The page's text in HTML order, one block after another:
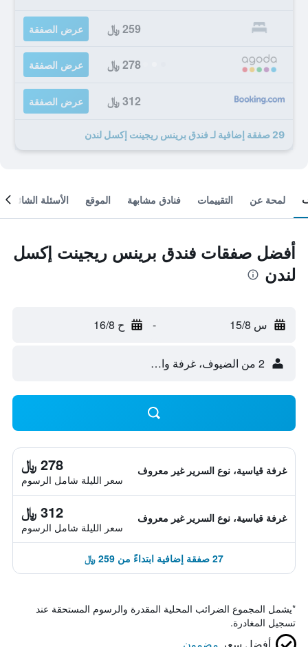
259 ﷼ عرض الصفقة
278 ﷼ عرض الصفقة
312 ﷼ عرض الصفقة
29 صفقة إضافية لـ فندق برينس ريجينت إكسل لندن
لمحة عن التقييمات فنادق مشابهة الموقع الأسئلة الشائعة
أفضل صفقات فندق برينس ريجينت إكسل
لندن
س 15/8 - ح 16/8
2 من الضيوف، غرفة واحدة
غرفة قياسية، نوع السرير غير معروف 278 ﷼
سعر الليلة شامل الرسوم
غرفة قياسية، نوع السرير غير معروف 312 ﷼
سعر الليلة شامل الرسوم
27 صفقة إضافية ابتداءً من 259 ﷼
*يشمل المجموع الضرائب المحلية المقدرة والرسوم المستحقة عند
تسجيل المغادرة.